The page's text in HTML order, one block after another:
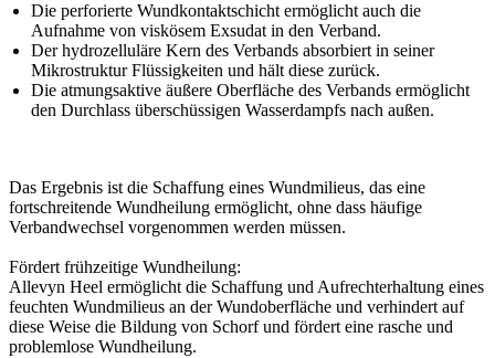
Die perforierte Wundkontaktschicht ermöglicht auch die
Aufnahme von viskösem Exsudat in den Verband.
Der hydrozelluläre Kern des Verbands absorbiert in seiner
Mikrostruktur Flüssigkeiten und hält diese zurück.
Die atmungsaktive äußere Oberfläche des Verbands ermöglicht
den Durchlass überschüssigen Wasserdampfs nach außen.
Das Ergebnis ist die Schaffung eines Wundmilieus, das eine
fortschreitende Wundheilung ermöglicht, ohne dass häufige
Verbandwechsel vorgenommen werden müssen.
Fördert frühzeitige Wundheilung:
Allevyn Heel ermöglicht die Schaffung und Aufrechterhaltung eines
feuchten Wundmilieus an der Wundoberfläche und verhindert auf
diese Weise die Bildung von Schorf und fördert eine rasche und
problemlose Wundheilung.